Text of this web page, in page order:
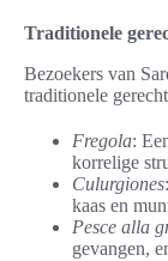
Traditionele
Bezoekers van
traditionele
Fregola:
korrelige
Culurgiones
kaas en
Pesce alla
gevangen,